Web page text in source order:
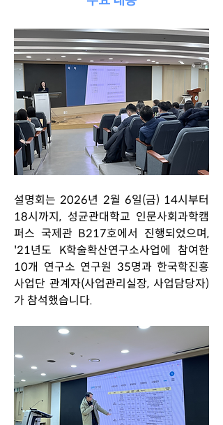
설명회는 2026년 2월 6일(금) 14시부터
18시까지, 성균관대학교 인문사회과학캠
퍼스 국제관 B217호에서 진행되었으며,
'21년도 K학술확산연구소사업에 참여한
10개 연구소 연구원 35명과 한국학진흥
사업단 관계자(사업관리실장, 사업담당자)
가 참석했습니다.